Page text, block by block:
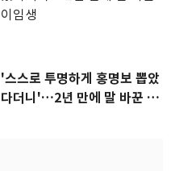
'스스로 투명하게 홍명보 뽑았
다더니'…2년 만에 말 바꾼 이